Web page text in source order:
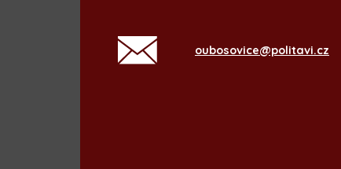
oubosovice@politavi.cz